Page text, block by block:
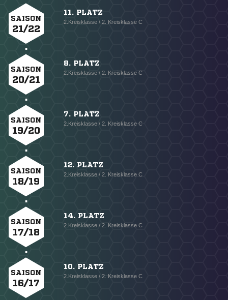
SAISON
21/22
11. PLATZ
2.Kreisklasse / 2. Kreisklasse C
SAISON
20/21
8. PLATZ
2.Kreisklasse / 2. Kreisklasse C
SAISON
19/20
7. PLATZ
2.Kreisklasse / 2. Kreisklasse C
SAISON
18/19
12. PLATZ
2.Kreisklasse / 2. Kreisklasse C
SAISON
17/18
14. PLATZ
2.Kreisklasse / 2. Kreisklasse C
SAISON
16/17
10. PLATZ
2.Kreisklasse / 2. Kreisklasse C